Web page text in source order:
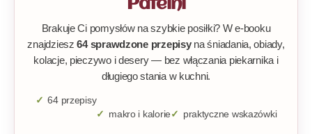
Patelni
Brakuje Ci pomysłów na szybkie posiłki? W e-booku
znajdziesz64 sprawdzone przepisyna śniadania, obiady,
kolacje, pieczywo i desery — bez włączania piekarnika i
długiego stania w kuchni.
64 przepisy
makro i kalorie
praktyczne wskazówki